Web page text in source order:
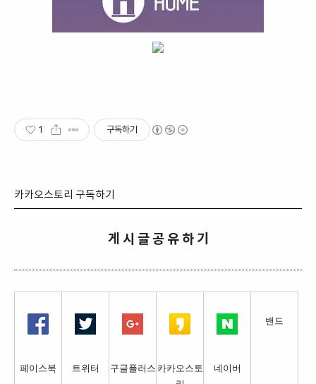
1 구독하기
카카오스토리 구독하기
게 시 글 공 유 하 기
페이스북 트위터 구글플러스 카카오스토
네이버
밴드